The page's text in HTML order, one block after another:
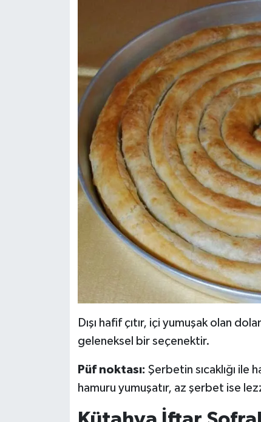
Dışı hafif çıtır, içi yumuşak olan
geleneksel bir seçenektir.
Püf noktası: Şerbetin sıcaklığı ile
hamuru yumuşatır, az şerbet ise